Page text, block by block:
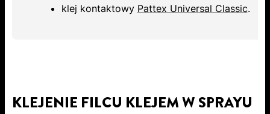
klej kontaktowy Pattex Universal Classic.
KLEJENIE FILCU KLEJEM W SPRAYU